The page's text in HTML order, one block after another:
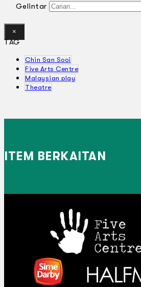
Gelintar
×
TAG
Chin San Sooi
Five Arts Centre
Malaysian play
Theatre
ITEM BERKAITAN